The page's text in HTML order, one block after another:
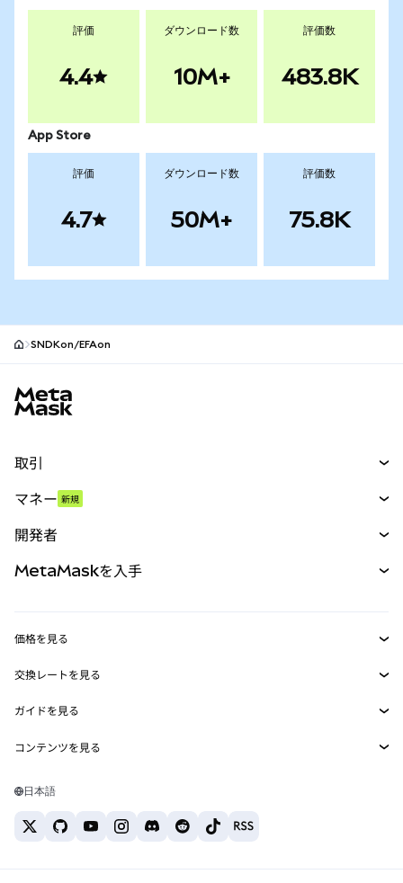
評価
4.4
ダウンロード数
10M+
評価数
483.8K
App Store
評価
4.7
ダウンロード数
50M+
評価数
75.8K
SNDKon/EFAon
取引
パーペチュアル
RWA
マネー 新規
開発者
MetaMask Connect
Snaps
Web3サービス
MetaMaskを入手
セキュリティ
サポート
キャリア
お問い合わせ
価格を見る
イーサリアムの価格
Solanaの価格
Tetherの価格
交換レートを見る
ETH→USD
USDT→INR
BTC→INR
ETH→USDT
ガイドを見る
ETHの購入
USDTの購入
コンテンツを見る
Solanaウォレット
日本語